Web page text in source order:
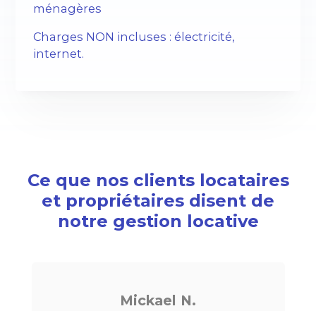
ménagères
Charges NON incluses : électricité,
internet.
Ce que nos clients locataires
et propriétaires disent de
notre gestion locative
Mickael N.